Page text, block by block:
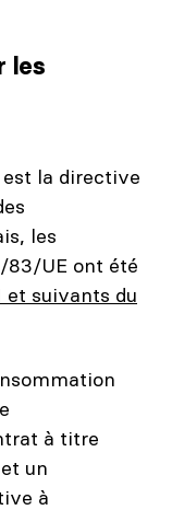
les
la directive
les
83/UE ont été
et suivants du
à titre
un
à